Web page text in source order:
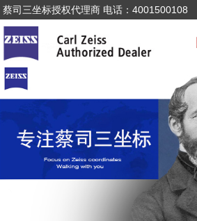
蔡司三坐标授权代理商 电话：4001500108